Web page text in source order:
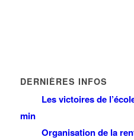
DERNIÈRES INFOS
Les victoires de
min
Organisation de la